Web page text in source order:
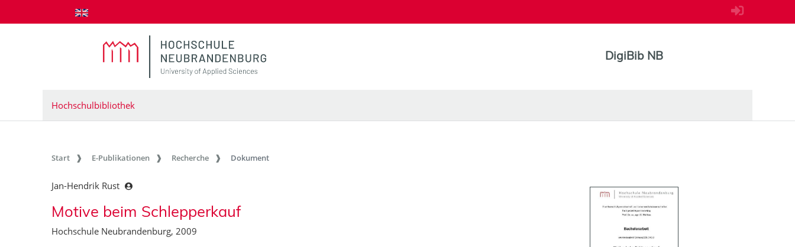
zum Inhalt springen
DigiBib NB
Hochschulbibliothek
Start E-Publikationen Recherche Dokument
Jan-Hendrik Rust
Motive beim Schlepperkauf
Hochschule Neubrandenburg, 2009